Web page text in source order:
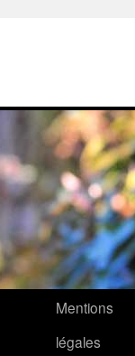
Mentions
légales